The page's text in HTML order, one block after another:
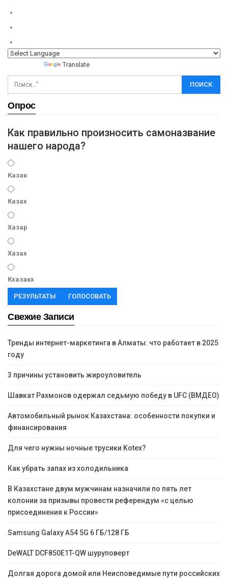
Translate
Опрос
Как правильно произносить самоназвание
нашего народа?
Казак
Казах
Хазар
Хазах
Кхазакх
РЕЗУЛЬТАТЫ ГОЛОСОВАТЬ
Свежие Записи
Тренды интернет-маркетинга в Алматы: что работает в 2025
году
3 причины установить жироуловитель
Шавкат Рахмонов одержал седьмую победу в UFC (ВМДЕО)
Автомобильный рынок Казахстана: особенности покупки и
финансирования
Для чего нужны ночные трусики Kotex?
Как убрать запах из холодильника
В Казахстане двум мужчинам назначили по пять лет
колонии за призывы провести референдум «с целью
присоединения к России»
Samsung Galaxy A54 5G 6 ГБ/128 ГБ
DeWALT DCF850E1T-QW шуруповерт
Долгая дорога домой или Неисповедимые пути российских